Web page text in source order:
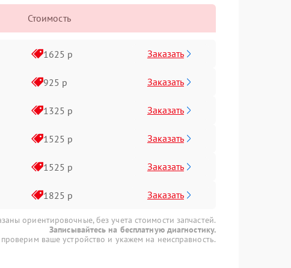
Стоимость
1625 р Заказать
925 р Заказать
1325 р Заказать
1525 р Заказать
1525 р Заказать
1825 р Заказать
ориентировочные, без учета стоимости запчастей.
Записывайтесь на бесплатную диагностику.
ваше устройство и укажем на неисправность.